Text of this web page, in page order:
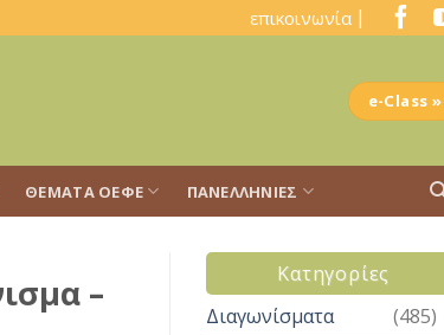
επικοινωνία |
e-Class »
ΘΈΜΑΤΑ ΟΕΦΕ ΠΑΝΕΛΛΉΝΙΕΣ
–
Kατηγορίες
Διαγωνίσματα
(485)